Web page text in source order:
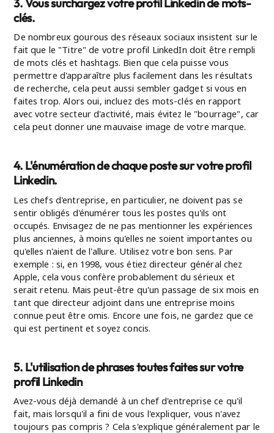
3. Vous surchargez votre profil Linkedin de mots-
clés.
De nombreux gourous des réseaux sociaux insistent sur le
fait que le "Titre" de votre profil LinkedIn doit être rempli
de mots clés et hashtags. Bien que cela puisse vous
permettre d'apparaître plus facilement dans les résultats
de recherche, cela peut aussi sembler gadget si vous en
faites trop. Alors oui, incluez des mots-clés en rapport
avec votre secteur d'activité, mais évitez le "bourrage", car
cela peut donner une mauvaise image de votre marque.
4. L'énumération de chaque poste sur votre profil
Linkedin.
Les chefs d'entreprise, en particulier, ne doivent pas se
sentir obligés d'énumérer tous les postes qu'ils ont
occupés. Envisagez de ne pas mentionner les expériences
plus anciennes, à moins qu'elles ne soient importantes ou
qu'elles n'aient de l'allure. Utilisez votre bon sens. Par
exemple : si, en 1998, vous étiez directeur général chez
Apple, cela vous confère probablement du sérieux et
serait retenu. Mais peut-être qu'un passage de six mois en
tant que directeur adjoint dans une entreprise moins
connue peut être omis. Encore une fois, ne gardez que ce
qui est pertinent et soyez concis.
5. L'utilisation de phrases toutes faites sur votre
profil Linkedin
Avez-vous déjà demandé à un chef d'entreprise ce qu'il
fait, mais lorsqu'il a fini de vous l'expliquer, vous n'avez
toujours pas compris ? Cela s'explique généralement par le